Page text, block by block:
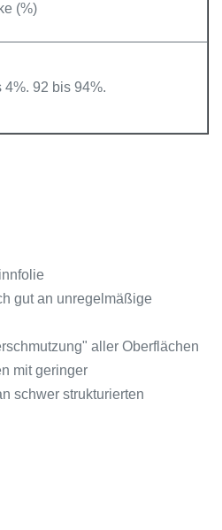
(%)
4%. 92 bis 94%.
gut an unregelmäßige
aller Oberflächen
mit geringer
schwer strukturierten